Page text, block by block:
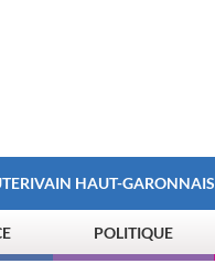
HAUT-GARONNAIS
POLITIQUE